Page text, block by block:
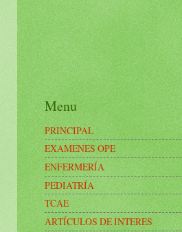
Menu
PRINCIPAL
EXAMENES OPE
ENFERMERÍA
PEDIATRÍA
TCAE
ARTÍCULOS DE INTERES